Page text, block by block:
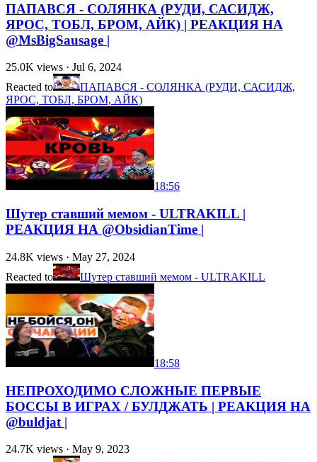
ПАПАВСЯ - СОЛЯНКА (РУДИ, САСИДЖ,
ЯРОС, ТОБЛ, БРОМ, АЙК) | РЕАКЦИЯ НА
@MsBigSausage |
25.0K views · Jul 6, 2024
Reacted to
ПАПАВСЯ - СОЛЯНКА (РУДИ, САСИДЖ,
ЯРОС, ТОБЛ, БРОМ, АЙК)
18:56
Шутер ставший мемом - ULTRAKILL |
РЕАКЦИЯ НА @ObsidianTime |
24.8K views · May 27, 2024
Reacted to
Шутер ставший мемом - ULTRAKILL
18:58
НЕПРОХОДИМО СЛОЖНЫЕ ПЕРВЫЕ
БОССЫ В ИГРАХ / БУЛДЖАТЬ | РЕАКЦИЯ НА
@buldjat |
24.7K views · May 9, 2023